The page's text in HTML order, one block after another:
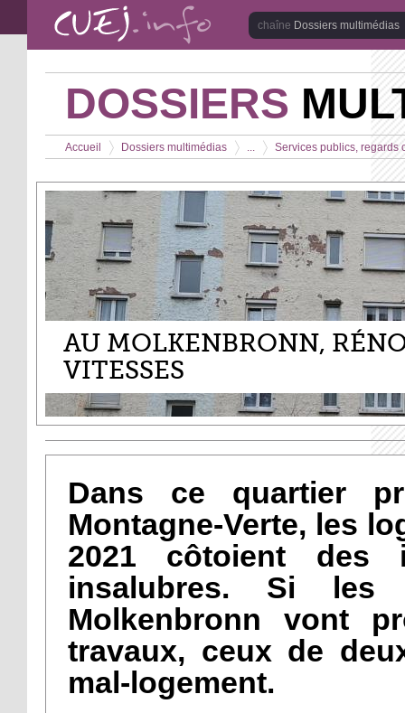
Aller au contenu principal
Dossiers multimédias
DOSSIERS
Vous êtes ici
Accueil
>
Dossiers multimédias
>
...
>
Services publics, regards
AU MOLKENBRONN,
VITESSES
Dans ce quartier
Montagne-Verte, les
2021 côtoient des
insalubres. Si
Molkenbronn vont
travaux, ceux de
mal-logement.